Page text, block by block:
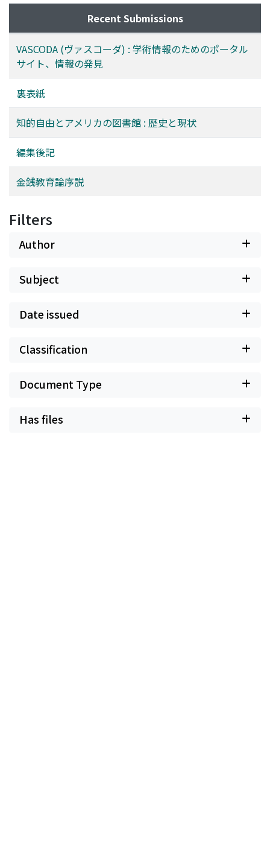
Recent Submissions
VASCODA (ヴァスコーダ) : 学術情報のためのポータル
サイト、情報の発見
裏表紙
知的自由とアメリカの図書館 : 歴史と現状
編集後記
金銭教育論序説
Filters
Author
Subject
Date issued
Classification
Document Type
Has files